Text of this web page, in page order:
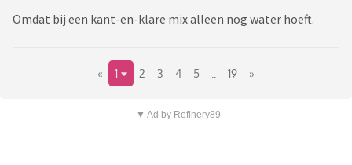
Omdat bij een kant-en-klare mix alleen nog water hoeft.
« 1 2 3 4 5 19 »
▼ Ad by Refinery89